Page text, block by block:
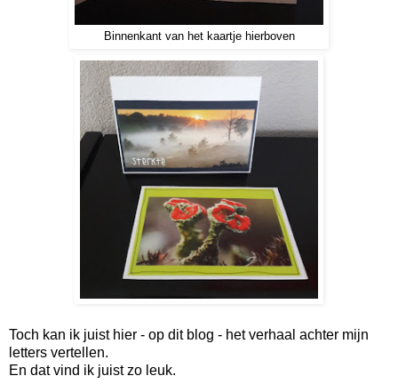
Binnenkant van het kaartje hierboven
Toch kan ik juist hier - op dit blog - het verhaal achter mijn
letters vertellen.
En dat vind ik juist zo leuk.